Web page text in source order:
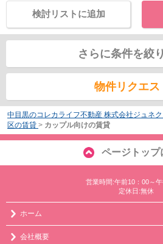
検討リストに追加
さらに条件を絞
物件リクエス
中目黒のコレカライフ不動産 株式会社ジュネ
区の賃貸 > カップル向けの賃貸
ページトップ
営業時間:午前10：00～
定休日:無休
ホーム
会社概要